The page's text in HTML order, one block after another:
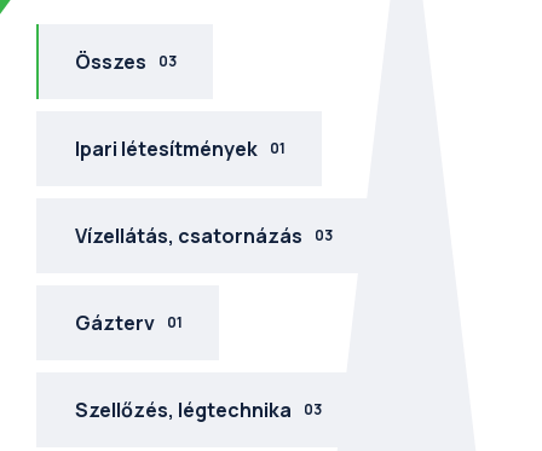
Összes 03
Ipari létesítmények 01
Vízellátás, csatornázás 03
Gázterv 01
Szellőzés, légtechnika 03